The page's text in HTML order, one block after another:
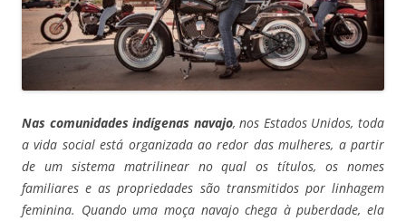
Nas comunidades indígenas navajo, nos Estados Unidos, toda
a vida social está organizada ao redor das mulheres, a partir
de um sistema matrilinear no qual os títulos, os nomes
familiares e as propriedades são transmitidos por linhagem
feminina. Quando uma moça navajo chega à puberdade, ela